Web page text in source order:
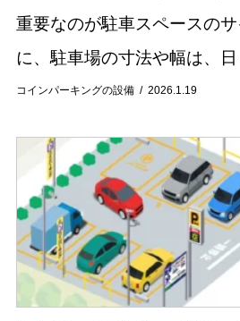
コインパーキングの設備 2026.1.19
重要なのが駐車スペースの
に、駐車場の寸法や幅は、
のしやすさに直結するため、
を選んでし...